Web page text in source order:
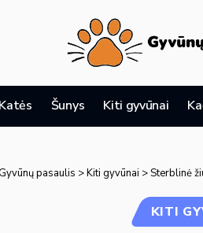
Katės Šunys Kiti gyvūnai
Gyvūnų pasaulis >Kiti gyvūnai >Sterblinė
KITI